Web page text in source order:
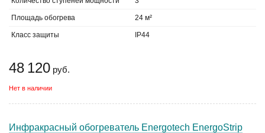
Площадь обогрева 24 м²
Класс защиты IP44
48 120 руб.
Нет в наличии
Инфракрасный обогреватель Energotech EnergoStrip